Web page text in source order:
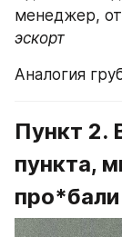
менеджер,
эскорт
Аналогия
Пункт 2.
пункта,